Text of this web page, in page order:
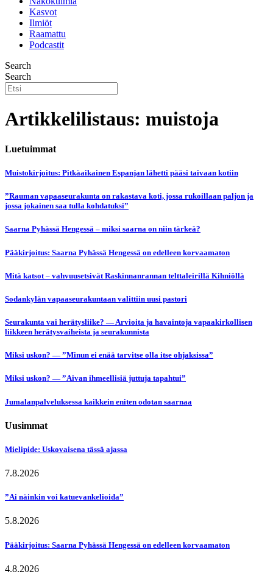
Kasvot
Ilmiöt
Raamattu
Podcastit
Search
Search
Artikkelilistaus: muistoja
Luetuimmat
Muistokirjoitus: Pitkäaikainen Espanjan lähetti pääsi taivaan kotiin
”Rauman vapaaseurakunta on rakastava koti, jossa rukoillaan paljon ja
jossa jokainen saa tulla kohdatuksi”
Saarna Pyhässä Hengessä – miksi saarna on niin tärkeä?
Pääkirjoitus: Saarna Pyhässä Hengessä on edelleen korvaamaton
Mitä katsot – vahvuusetsivät Raskinnanrannan telttaleirillä Kihniöllä
Sodankylän vapaaseurakuntaan valittiin uusi pastori
Seurakunta vai herätysliike? — Arvioita ja havaintoja vapaakirkollisen
liikkeen herätysvaiheista ja seurakunnista
Miksi uskon? — ”Minun ei enää tarvitse olla itse ohjaksissa”
Miksi uskon? — ”Aivan ihmeellisiä juttuja tapahtui”
Jumalanpalveluksessa kaikkein eniten odotan saarnaa
Uusimmat
Mielipide: Uskovaisena tässä ajassa
7.8.2026
”Ai näinkin voi katuevankelioida”
5.8.2026
Pääkirjoitus: Saarna Pyhässä Hengessä on edelleen korvaamaton
4.8.2026